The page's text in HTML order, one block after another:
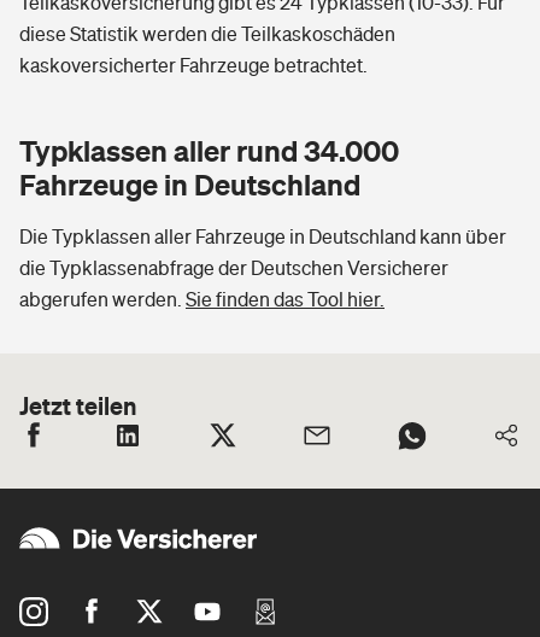
diese Statistik werden die Teilkaskoschäden
kaskoversicherter Fahrzeuge betrachtet.
Typklassen aller rund 34.000
Fahrzeuge in Deutschland
Die Typklassen aller Fahrzeuge in Deutschland kann über
die Typklassenabfrage der Deutschen Versicherer
abgerufen werden. Sie finden das Tool hier.
Jetzt teilen